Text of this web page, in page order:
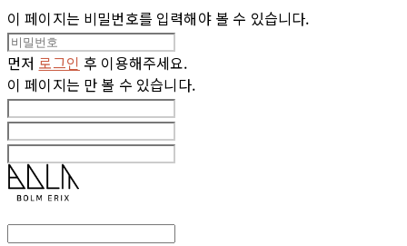
이 페이지는 비밀번호를 입력해야 볼 수 있습니다.
먼저 로그인 후 이용해주세요.
이 페이지는 만 볼 수 있습니다.